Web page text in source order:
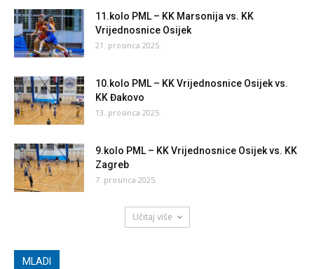
11.kolo PML – KK Marsonija vs. KK
Vrijednosnice Osijek
21. prosinca 2025.
10.kolo PML – KK Vrijednosnice Osijek vs.
KK Đakovo
13. prosinca 2025.
9.kolo PML – KK Vrijednosnice Osijek vs. KK
Zagreb
7. prosinca 2025.
Učitaj više
MLADI